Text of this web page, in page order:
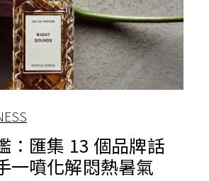
：匯集 13 個品牌話
一噴化解悶熱暑氣